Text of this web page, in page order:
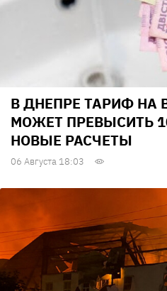
В ДНЕПРЕ ТАРИФ НА
МОЖЕТ ПРЕВЫСИТЬ
НОВЫЕ РАСЧЕТЫ
06 Августа 18:03